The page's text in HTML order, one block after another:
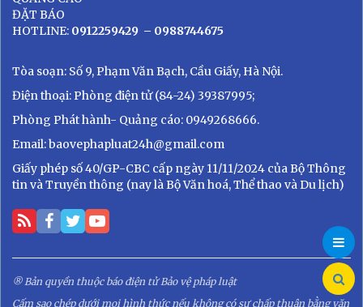
ĐẶT BÁO
HOTLINE: 0912259429 – 0988744675
Tòa soạn: Số 9, Phạm Văn Bạch, Cầu Giấy, Hà Nội.
Điện thoại: Phòng điện tử (84-24) 39387995;
Phòng Phát hành- Quảng cáo: 0949268666.
Email: baovephapluat24h@gmail.com
Giấy phép số 40/GP-CBC cấp ngày 11/11/2024 của Bộ Thông
tin và Truyền thông (nay là Bộ Văn hoá, Thể thao và Du lịch)
® Bản quyền thuộc báo điện tử Bảo vệ pháp luật
Cấm sao chép dưới mọi hình thức nếu không có sự chấp thuận bằng văn